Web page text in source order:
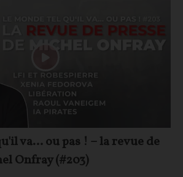
va… ou pas ! – la revue de
Onfray (#203)